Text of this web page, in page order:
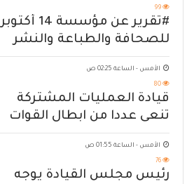
99
#تقرير عن مؤسسة 14 أكتوبر
للصحافة والطباعة والنشر
الأمس - الساعة 02:25 ص
80
قيادة العمليات المشتركة
تنعى عددا من ابطال القوات
المسلحة
الأمس - الساعة 01:55 ص
76
رئيس مجلس القيادة يوجه